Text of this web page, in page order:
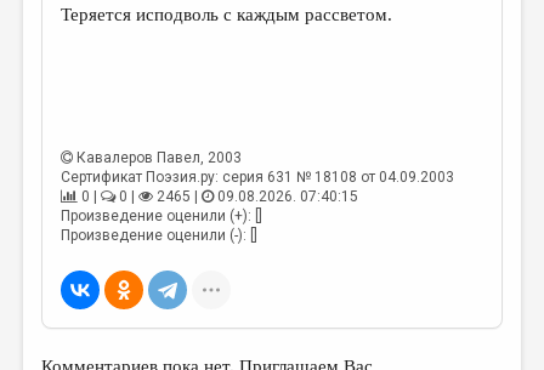
СТРАНИЦЫ ПАМЯТИ
ОБЪЯВЛЕНИЯ
РЕДКОЛЛЕГИЯ
Теряется исподволь с каждым рассветом.
Кавалеров Павел, 2003
Сертификат Поэзия.ру: серия 631 № 18108 от 04.09.2003
0 |
0 | 2465 |
09.08.2026. 07:40:15
Произведение оценили (+): []
Произведение оценили (-): []